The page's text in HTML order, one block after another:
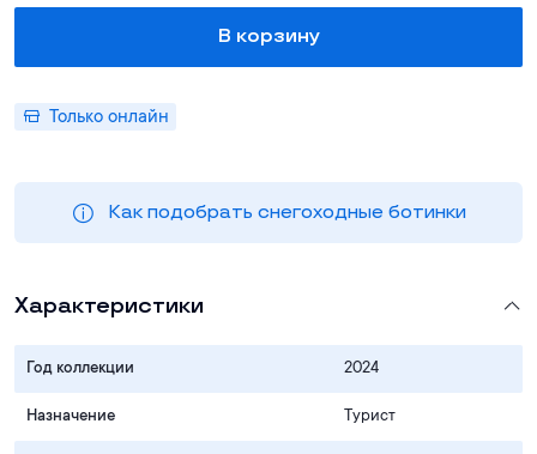
В корзину
Только онлайн
Как подобрать снегоходные ботинки
Характеристики
Год коллекции 2024
Назначение Турист